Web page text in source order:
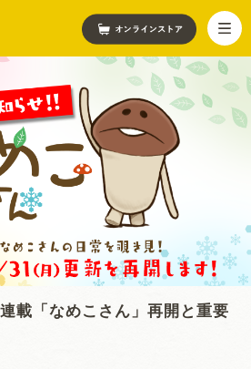
載「なめこさん」再開と重要